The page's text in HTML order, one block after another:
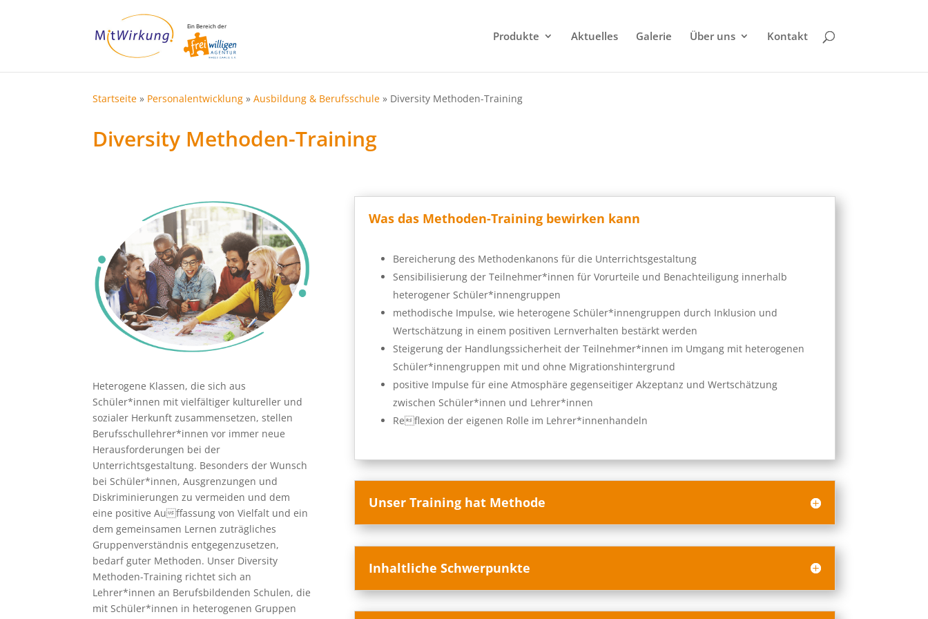
Ein Bereich der
Produkte Aktuelles Galerie Über uns Kontakt
Startseite » Personalentwicklung »Ausbildung & Berufsschule » Diversity Methoden-Training
Diversity Methoden-Training
Heterogene Klassen, die sich aus
Schüler*innen mit vielfältiger kultureller und
sozialer Herkunft zusammensetzen, stellen
Berufsschullehrer*innen vor immer neue
Herausforderungen bei der
Unterrichtsgestaltung. Besonders der Wunsch
bei Schüler*innen, Ausgrenzungen und
Diskriminierungen zu vermeiden und dem
eine positive Auffassung von Vielfalt und ein
dem gemeinsamen Lernen zuträgliches
Gruppenverständnis entgegenzusetzen,
bedarf guter Methoden. Unser Diversity
Methoden-Training richtet sich an
Lehrer*innen an Berufsbildenden Schulen, die
mit Schüler*innen in heterogenen Gruppen
Was das Methoden-Training bewirken kann
Bereicherung des Methodenkanons für die Unterrichtsgestaltung
Sensibilisierung der Teilnehmer*innen für Vorurteile und Benachteiligung innerhalb
heterogener Schüler*innengruppen
methodische Impulse, wie heterogene Schüler*innengruppen durch Inklusion und
Wertschätzung in einem positiven Lernverhalten bestärkt werden
Steigerung der Handlungssicherheit der Teilnehmer*innen im Umgang mit heterogenen
Schüler*innengruppen mit und ohne Migrationshintergrund
positive Impulse für eine Atmosphäre gegenseitiger Akzeptanz und Wertschätzung
zwischen Schüler*innen und Lehrer*innen
Reflexion der eigenen Rolle im Lehrer*innenhandeln
Unser Training hat Methode
Inhaltliche Schwerpunkte